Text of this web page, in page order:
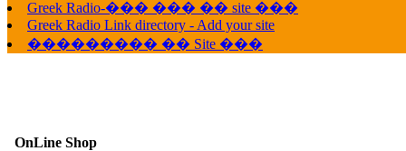
Greek Radio-��� ��� �� site ���
Greek Radio Link directory - Add your site
��������� �� Site ���
OnLine Shop